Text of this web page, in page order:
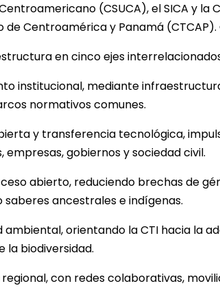
(CSUCA), el SICA y
de Centroamérica y Panamá
en cinco ejes
institucional, mediante
normativos comunes.
y transferencia tecnológica,
empresas, gobiernos y sociedad civil.
abierto, reduciendo brechas de
ancestrales e indígenas.
ambiental, orientando la CTI hacia la
la biodiversidad.
con redes colaborativas,